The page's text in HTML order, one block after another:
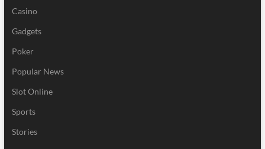
Casino
Gadgets
Poker
Popular News
Slot Online
Sports
Stories